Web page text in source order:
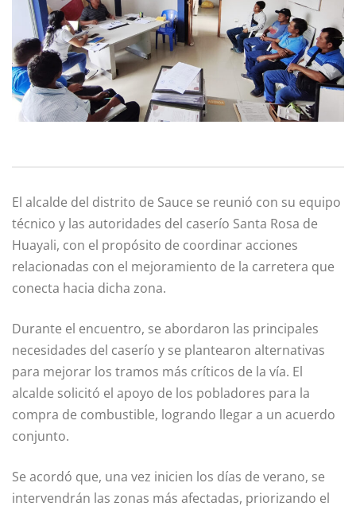
El alcalde del distrito de Sauce se reunió con su equipo
técnico y las autoridades del caserío Santa Rosa de
Huayali, con el propósito de coordinar acciones
relacionadas con el mejoramiento de la carretera que
conecta hacia dicha zona.
Durante el encuentro, se abordaron las principales
necesidades del caserío y se plantearon alternativas
para mejorar los tramos más críticos de la vía. El
alcalde solicitó el apoyo de los pobladores para la
compra de combustible, logrando llegar a un acuerdo
conjunto.
Se acordó que, una vez inicien los días de verano, se
intervendrán las zonas más afectadas, priorizando el